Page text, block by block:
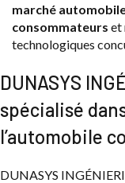
marché
consommateurs et
technologiques
DUNASYS
spécialisé
l’automobile
DUNASYS